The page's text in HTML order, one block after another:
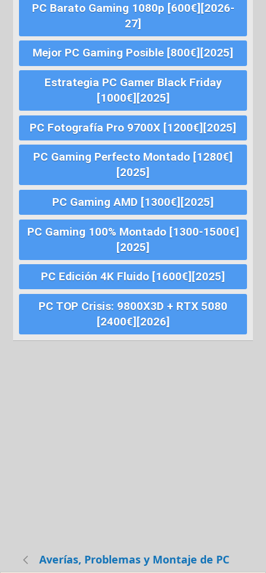
PC Barato Gaming 1080p [600€][2026-
27]
Mejor PC Gaming Posible [800€][2025]
Estrategia PC Gamer Black Friday
[1000€][2025]
PC Fotografía Pro 9700X [1200€][2025]
PC Gaming Perfecto Montado [1280€]
[2025]
PC Gaming AMD [1300€][2025]
PC Gaming 100% Montado [1300-1500€]
[2025]
PC Edición 4K Fluido [1600€][2025]
PC TOP Crisis: 9800X3D + RTX 5080
[2400€][2026]
Averías, Problemas y Montaje de PC